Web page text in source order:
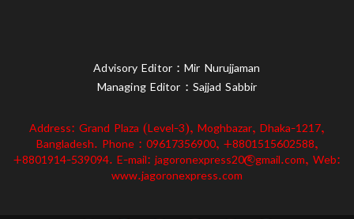
Advisory Editor : Mir Nurujjaman
Managing Editor : Sajjad Sabbir
Address: Grand Plaza (Level-3), Moghbazar, Dhaka-1217,
Bangladesh. Phone : 09617356900, +8801515602588,
+8801914-539094. E-mail: jagoronexpress20@gmail.com, Web:
www.jagoronexpress.com